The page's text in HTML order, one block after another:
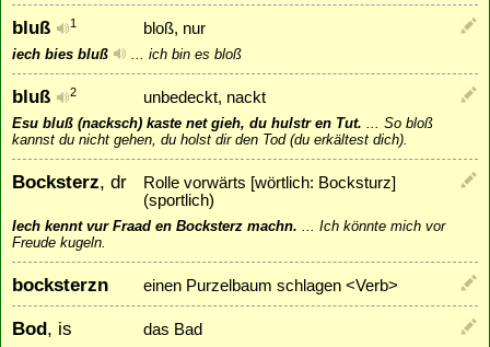
bluß 1 bloß, nur
iech bies bluß ... ich bin es bloß
bluß 2 unbedeckt, nackt
Esu bluß (nacksch) kaste net gieh, du hulstr en Tut. ... So bloß
kannst du nicht gehen, du holst dir den Tod (du erkältest dich).
Bocksterz, dr
Rolle vorwärts [wörtlich: Bocksturz]
(sportlich)
Iech kennt vur Fraad en Bocksterz machn. ... Ich könnte mich vor
Freude kugeln.
bocksterzn einen Purzelbaum schlagen <Verb>
Bod, is das Bad